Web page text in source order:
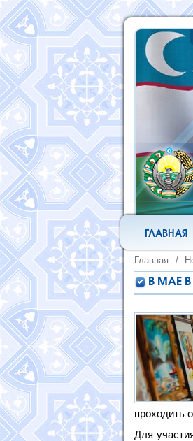
ГЛАВНАЯ
Главная /
В МАЕ
проходить
Для